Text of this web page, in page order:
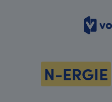
N-ERGIE